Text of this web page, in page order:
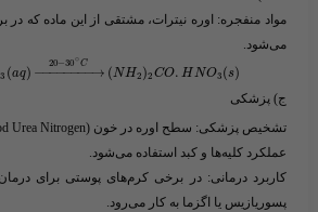
مواد منفجره: اوره نیترات، مشتقی از این ماده که در
می‌شود.
3 (aq) − →
−−−−−−−
20−30∘C
(NH2 )2 CO. HNO3 (s)
ج) پزشکی
تشخیص پزشکی
عملکرد کلیه‌ها و کبد استفاده می‌شود.
کاربرد درمانی: در برخی کرم‌های پوستی برای
پسوریازیس یا اگزما به کار می‌رود.